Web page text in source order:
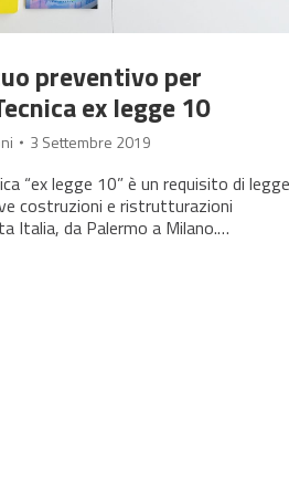
preventivo per
ex legge 10
3 Settembre 2019
“ex legge 10” è un requisito di legge
costruzioni e ristrutturazioni
Italia, da Palermo a Milano.…